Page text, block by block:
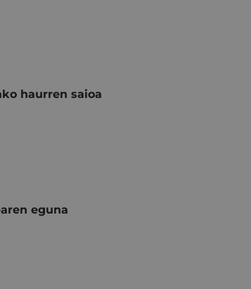
haurren saioa
eguna